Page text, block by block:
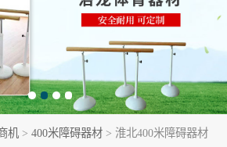
机 > 400米障碍器材 > 淮北400米障碍器材
舞蹈把杆
体操垫
攀爬架
400米障碍器材1